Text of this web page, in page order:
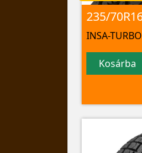
INSA-TURBO
Kosárba